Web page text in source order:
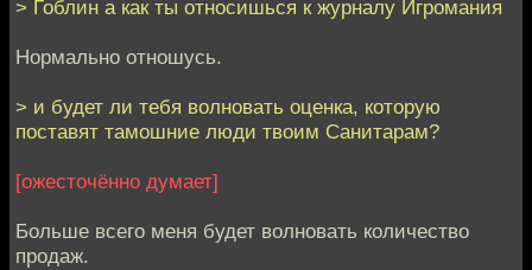
> Гоблин а как ты относишься к журналу Игромания
Нормально отношусь.
> и будет ли тебя волновать оценка, которую
поставят тамошние люди твоим Санитарам?
[ожесточённо думает]
Больше всего меня будет волновать количество
продаж.